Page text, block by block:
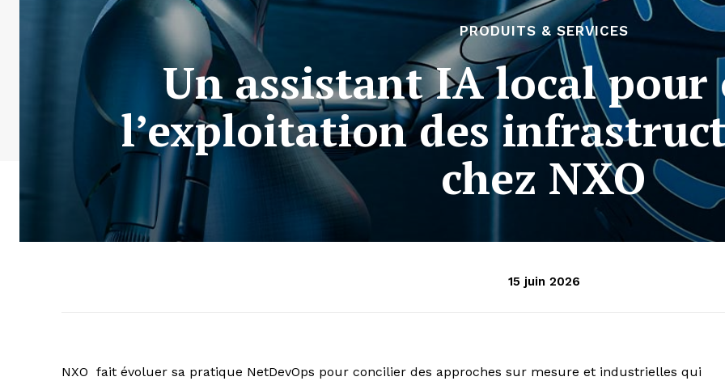
PRODUITS & SERVICES
Un assistant IA local
l’exploitation des
chez NXO
15 juin 2026
NXO fait évoluer sa pratique NetDevOps pour concilier des approches sur mesure et industrielles qui